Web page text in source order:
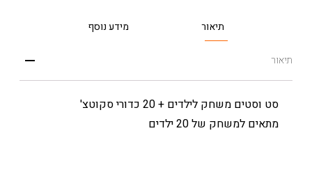
תיאור מידע נוסף
תיאור
סט וסטים משחק לילדים + 20 כדורי סקוטצ'
מתאים למשחק של 20 ילדים